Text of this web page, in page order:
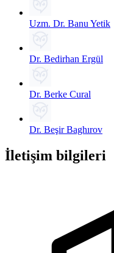
Uzm. Dr. Banu Yetik
Dr. Bedirhan Ergül
Dr. Berke Cural
Dr. Beşir Baghırov
İletişim bilgileri